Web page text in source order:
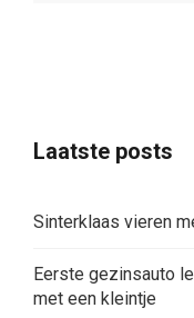
Laatste posts
Sinterklaas vieren
Eerste gezinsauto
met een kleintje